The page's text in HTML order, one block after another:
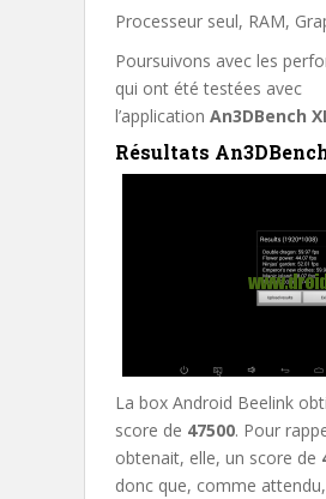
Processeur seul, RAM,
Poursuivons avec les
qui ont été testées avec
l’application An3DBench
Résultats
La box Android Beelink
score de 47500. Pour
obtenait, elle, un score de
donc que, comme